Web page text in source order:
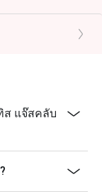
ส แจ๊สคลับ